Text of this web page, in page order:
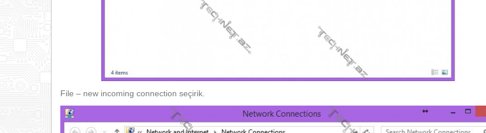
File – new incoming connection seçirik.